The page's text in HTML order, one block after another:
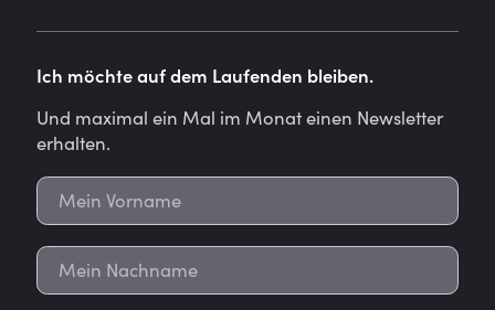
Ich möchte auf dem Laufenden bleiben.
Und maximal ein Mal im Monat einen Newsletter
erhalten.